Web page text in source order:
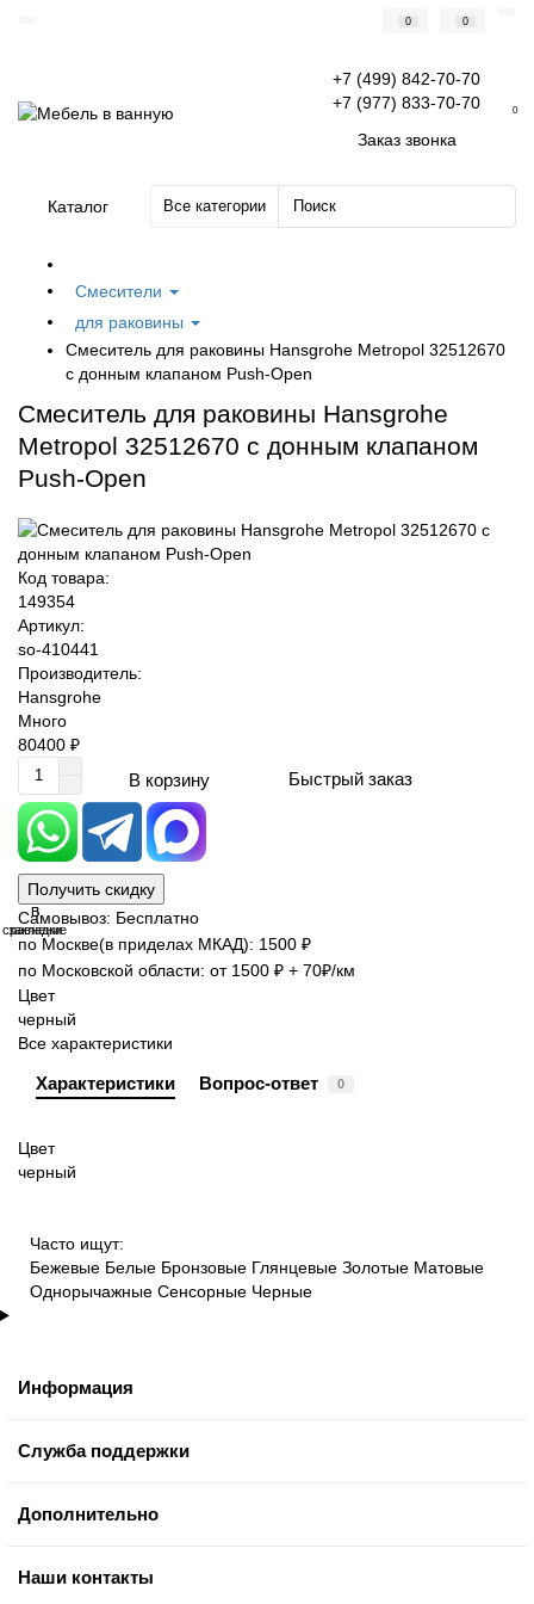
0 0
+7 (499) 842-70-70
+7 (977) 833-70-70
Заказ звонка
0
Каталог Все категории
Смесители
для раковины
Смеситель для раковины Hansgrohe Metropol 32512670
с донным клапаном Push-Open
Смеситель для раковины Hansgrohe
Metropol 32512670 с донным клапаном
Push-Open
Код товара:
149354
Артикул:
so-410441
Производитель:
Hansgrohe
Много
80400 ₽
В корзину Быстрый заказ
Получить скидку
В
закладки
В
сравнение
Самовывоз: Бесплатно
по Москве(в приделах МКАД): 1500 ₽
по Московской области: от 1500 ₽ + 70₽/км
Цвет
черный
Все характеристики
Характеристики Вопрос-ответ 0
Цвет
черный
Часто ищут:
Бежевые Белые Бронзовые Глянцевые Золотые Матовые
Однорычажные Сенсорные Черные
Информация
Служба поддержки
Дополнительно
Наши контакты